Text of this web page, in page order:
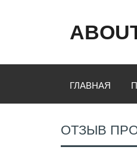
ГЛАВНАЯ
ОТЗЫВ